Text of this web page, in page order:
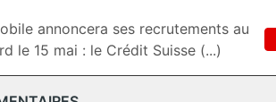
annoncera ses recrutements au
le 15 mai : le Crédit Suisse (...)